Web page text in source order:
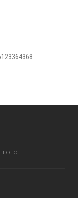
rollo.